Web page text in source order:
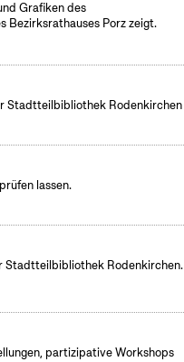
Grafiken des
Bezirksrathauses Porz zeigt.
Stadtteilbibliothek Rodenkirchen
lassen.
Stadtteilbibliothek Rodenkirchen.
partizipative Workshops